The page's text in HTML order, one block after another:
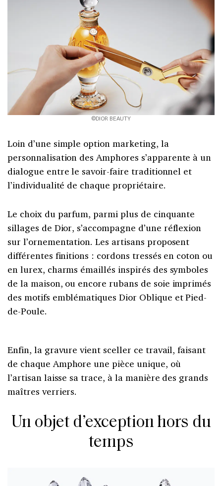
©DIOR BEAUTY
Loin d’une simple option marketing, la
personnalisation des Amphores s’apparente à un
dialogue entre le savoir-faire traditionnel et
l’individualité de chaque propriétaire.
Le choix du parfum, parmi plus de cinquante
sillages de Dior, s’accompagne d’une réflexion
sur l’ornementation. Les artisans proposent
différentes finitions : cordons tressés en coton ou
en lurex, charms émaillés inspirés des symboles
de la maison, ou encore rubans de soie imprimés
des motifs emblématiques Dior Oblique et Pied-
de-Poule.
Enfin, la gravure vient sceller ce travail, faisant
de chaque Amphore une pièce unique, où
l’artisan laisse sa trace, à la manière des grands
maîtres verriers.
Un objet d’exception hors du
temps